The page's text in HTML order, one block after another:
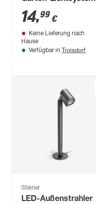
14,99 €
Keine Lieferung nach
Hause
Verfügbar in Troisdorf
Steinel
LED-Außenstrahler